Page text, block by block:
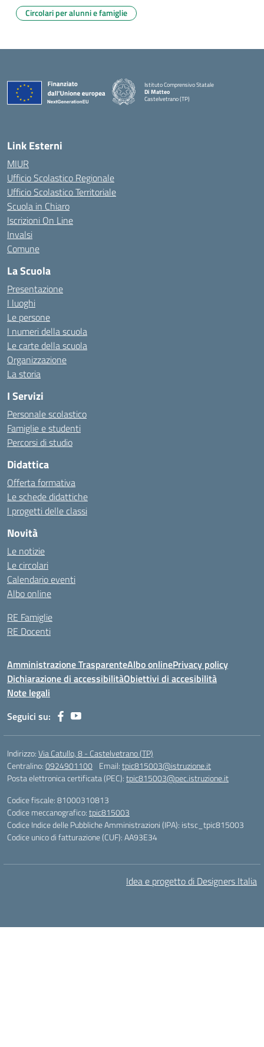
Circolari per alunni e famiglie
Istituto Comprensivo Statale
Di Matteo
Castelvetrano (TP)
Link Esterni
MIUR
Ufficio Scolastico Regionale
Ufficio Scolastico Territoriale
Scuola in Chiaro
Iscrizioni On Line
Invalsi
Comune
La Scuola
Presentazione
I luoghi
Le persone
I numeri della scuola
Le carte della scuola
Organizzazione
La storia
I Servizi
Personale scolastico
Famiglie e studenti
Percorsi di studio
Didattica
Offerta formativa
Le schede didattiche
I progetti delle classi
Novità
Le notizie
Le circolari
Calendario eventi
Albo online
RE Famiglie
RE Docenti
Amministrazione TrasparenteAlbo onlinePrivacy policy
Dichiarazione di accessibilitàObiettivi di accesibilità
Note legali
Seguici su:
Indirizzo:Via Catullo, 8 - Castelvetrano (TP)
Centralino:0924901100 Email:tpic815003@istruzione.it
Posta elettronica certificata (PEC):tpic815003@pec.istruzione.it
Codice fiscale: 81000310813
Codice meccanografico:tpic815003
Codice Indice delle Pubbliche Amministrazioni (IPA): istsc_tpic815003
Codice unico di fatturazione (CUF): AA93E34
Idea e progetto di Designers Italia